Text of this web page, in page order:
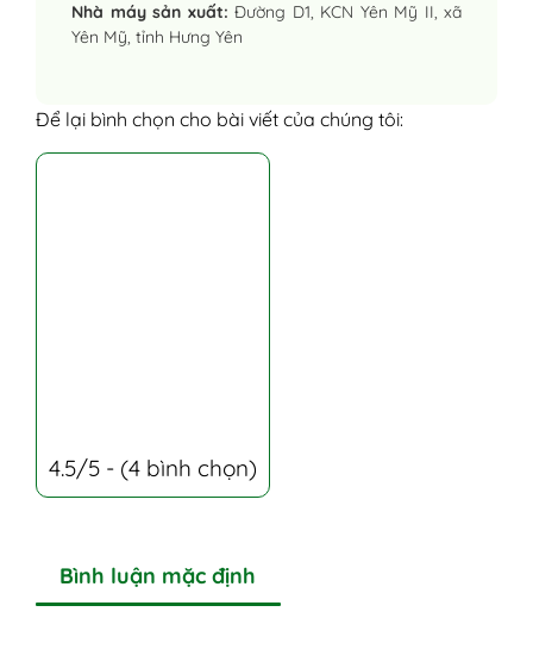
Nhà máy sản xuất: Đường D1, KCN Yên Mỹ II, xã
Yên Mỹ, tỉnh Hưng Yên
Để lại bình chọn cho bài viết của chúng tôi:
4.5/5 - (4 bình chọn)
Bình luận mặc định